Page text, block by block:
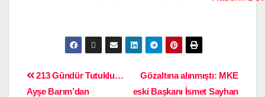
Gözaltına alınmıştı: MKE
eski Başkanı İsmet Sayhan
213 Gündür Tutuklu…
Ayşe Barım’dan